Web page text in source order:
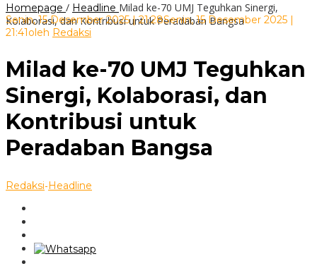
Homepage / Headline Milad ke-70 UMJ Teguhkan Sinergi,
Kolaborasi, dan Kontribusi untuk Peradaban Bangsa
Senin, 15 Desember 2025 | 21:28Senin, 15 Desember 2025 |
21:41oleh Redaksi
Milad ke-70 UMJ Teguhkan
Sinergi, Kolaborasi, dan
Kontribusi untuk
Peradaban Bangsa
Redaksi-Headline